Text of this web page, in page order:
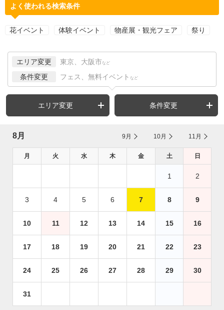
よく使われる検索条件
花イベント 体験イベント 物産展・観光フェア 祭り
エリア変更 東京、大阪市 など
条件変更 フェス、無料イベント など
エリア変更 条件変更
8月 9月 10月 11月
月 火 水 木 金 土 日
1 2
3 4 5 6 7 8 9
10 11 12 13 14 15 16
17 18 19 20 21 22 23
24 25 26 27 28 29 30
31